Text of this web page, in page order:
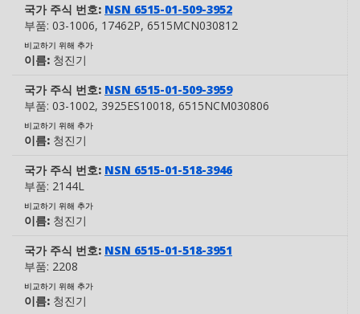
국가 주식 번호: NSN 6515-01-509-3952
부품: 03-1006, 17462P, 6515MCN030812
비교하기 위해 추가
이름: 청진기
국가 주식 번호: NSN 6515-01-509-3959
부품: 03-1002, 3925ES10018, 6515NCM030806
비교하기 위해 추가
이름: 청진기
국가 주식 번호: NSN 6515-01-518-3946
부품: 2144L
비교하기 위해 추가
이름: 청진기
국가 주식 번호: NSN 6515-01-518-3951
부품: 2208
비교하기 위해 추가
이름: 청진기